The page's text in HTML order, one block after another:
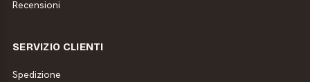
Recensioni
SERVIZIO CLIENTI
Spedizione